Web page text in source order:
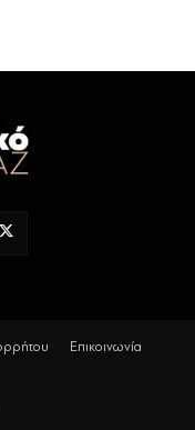
Επικοινωνία